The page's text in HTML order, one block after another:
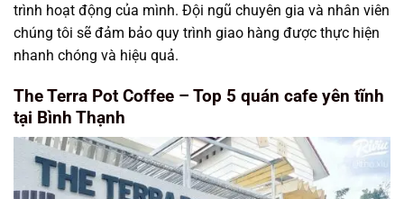
trình hoạt động của mình. Đội ngũ chuyên gia và nhân viên
chúng tôi sẽ đảm bảo quy trình giao hàng được thực hiện
nhanh chóng và hiệu quả.
The Terra Pot Coffee – Top 5 quán cafe yên tĩnh
tại Bình Thạnh